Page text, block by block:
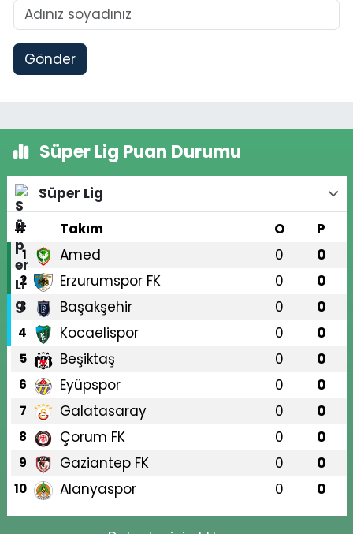
Gönder
Süper Lig Puan Durumu
Süper Lig
#
Takım O P
1 Amed 0 0
2 Erzurumspor FK 0 0
3 Başakşehir 0 0
4 Kocaelispor 0 0
5 Beşiktaş 0 0
6 Eyüpspor 0 0
7 Galatasaray 0 0
8 Çorum FK 0 0
9 Gaziantep FK 0 0
10 Alanyaspor 0 0